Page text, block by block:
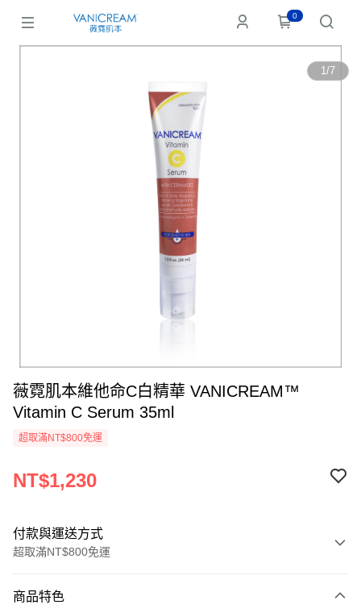
0
1/7
薇霓肌本維他命C白精華 VANICREAM™
Vitamin C Serum 35ml
超取滿NT$800免運
NT$1,230
付款與運送方式
超取滿NT$800免運
信用卡一次付款
商品特色